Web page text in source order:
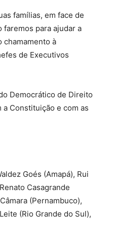
famílias, em face de
faremos para ajudar a
chamamento à
de Executivos
Democrático de Direito
Constituição e com as
Goés (Amapá), Rui
Casagrande
(Pernambuco),
(Rio Grande do Sul),